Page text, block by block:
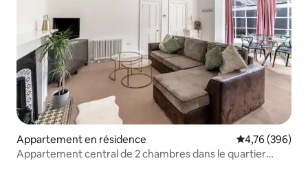
Appartement en résidence Évaluation
4,76 (396)
Appartement central de 2 chambres dans le quartier